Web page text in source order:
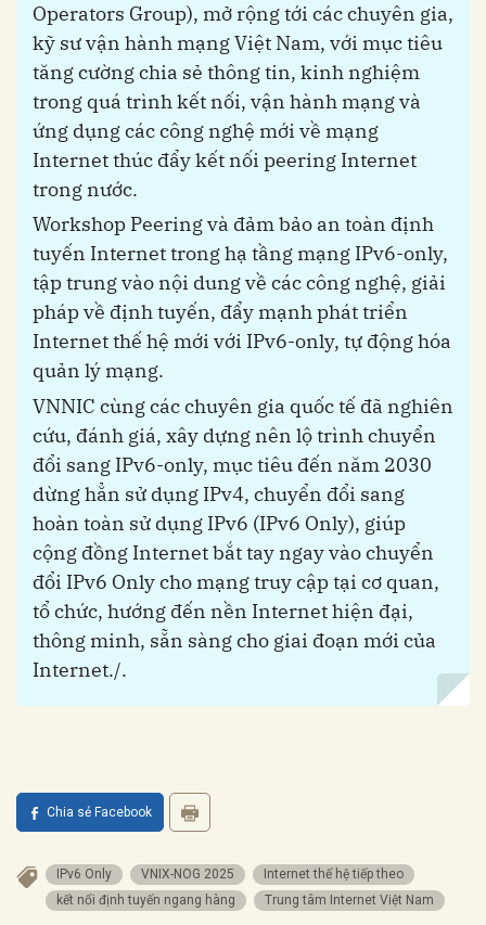
Operators Group), mở rộng tới các chuyên gia,
kỹ sư vận hành mạng Việt Nam, với mục tiêu
tăng cường chia sẻ thông tin, kinh nghiệm
trong quá trình kết nối, vận hành mạng và
ứng dụng các công nghệ mới về mạng
Internet thúc đẩy kết nối peering Internet
trong nước.
Workshop Peering và đảm bảo an toàn định
tuyến Internet trong hạ tầng mạng IPv6-only,
tập trung vào nội dung về các công nghệ, giải
pháp về định tuyến, đẩy mạnh phát triển
Internet thế hệ mới với IPv6-only, tự động hóa
quản lý mạng.
VNNIC cùng các chuyên gia quốc tế đã nghiên
cứu, đánh giá, xây dựng nên lộ trình chuyển
đổi sang IPv6-only, mục tiêu đến năm 2030
dừng hẳn sử dụng IPv4, chuyển đổi sang
hoàn toàn sử dụng IPv6 (IPv6 Only), giúp
cộng đồng Internet bắt tay ngay vào chuyển
đổi IPv6 Only cho mạng truy cập tại cơ quan,
tổ chức, hướng đến nền Internet hiện đại,
thông minh, sẵn sàng cho giai đoạn mới của
Internet./.
Chia sẻ Facebook
IPv6 Only VNIX-NOG 2025
Internet thế hệ tiếp theo
kết nối định tuyến ngang hàng
Trung tâm Internet Việt Nam